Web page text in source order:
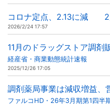
コロナ定点、2.13に減 2
2026/2/24 17:57
11月のドラッグストア調剤
経産省・商業動態統計速報
2025/12/26 17:05
調剤薬局事業は減収増益、
ファルコHD・26年3月期第1四半